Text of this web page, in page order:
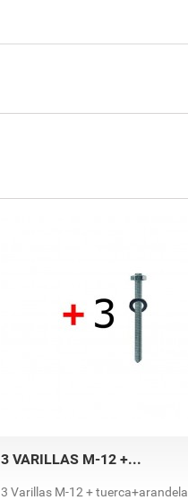
3 VARILLAS M-12 +...
3 Varillas M-12 + tuerca+arandela